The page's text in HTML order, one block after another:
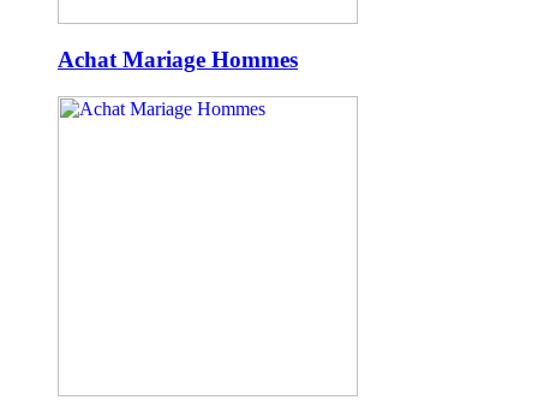
Achat Mariage Hommes